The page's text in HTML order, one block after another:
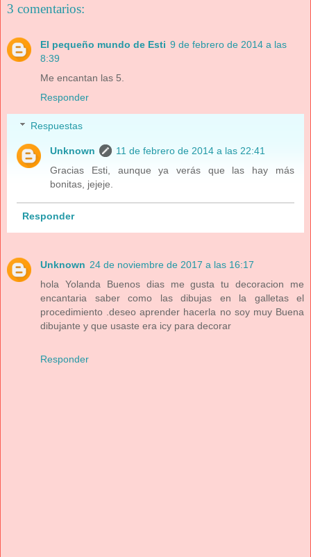
3 comentarios:
El pequeño mundo de Esti 9 de febrero de 2014 a las
8:39
Me encantan las 5.
Responder
Respuestas
Unknown
11 de febrero de 2014 a las 22:41
Gracias Esti, aunque ya verás que las hay más
bonitas, jejeje.
Responder
Unknown 24 de noviembre de 2017 a las 16:17
hola Yolanda Buenos dias me gusta tu decoracion me
encantaria saber como las dibujas en la galletas el
procedimiento .deseo aprender hacerla no soy muy Buena
dibujante y que usaste era icy para decorar
Responder